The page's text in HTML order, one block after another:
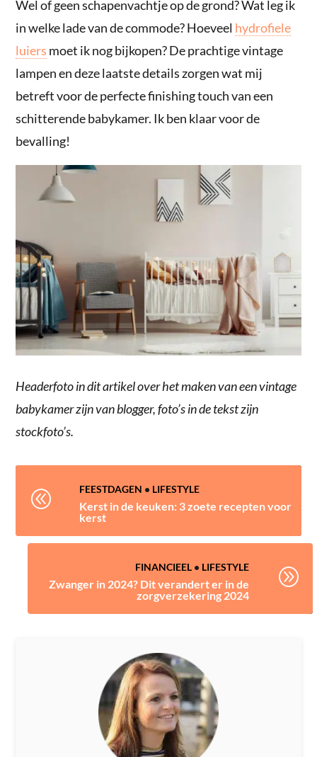
Wel of geen schapenvachtje op de grond? Wat leg ik
in welke lade van de commode? Hoeveel hydrofiele
luiers moet ik nog bijkopen? De prachtige vintage
lampen en deze laatste details zorgen wat mij
betreft voor de perfecte finishing touch van een
schitterende babykamer. Ik ben klaar voor de
bevalling!
Headerfoto in dit artikel over het maken van een vintage
babykamer zijn van blogger, foto’s in de tekst zijn
stockfoto’s.
@ FEESTDAGEN • LIFESTYLE
Kerst in de keuken: 3 zoete recepten voor
kerst
FINANCIEEL• LIFESTYLE
Zwanger in 2024? Dit verandert er in de
zorgverzekering 2024
A